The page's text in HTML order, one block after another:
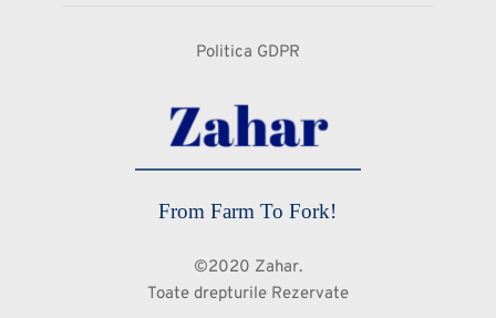
©2020 Zahar.
Toate drepturile Rezervate
From Farm To Fork!
Politica GDPR